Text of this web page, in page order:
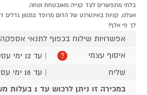
בלתי מתפשרים לצד קנייה מאובטחת ונוחה.
לך פי אלף!
אפשרויות שילוח בכפוף לתנאי אספקה
איסוף עצמי
? | עד 12 ימי עסקים |
שליח
| עד 18 ימי עסקים |
במכירה זו ניתן לרכוש עד 1 בעלות משלוח אחד